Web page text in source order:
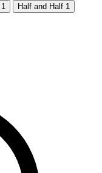
1 Half and Half 1